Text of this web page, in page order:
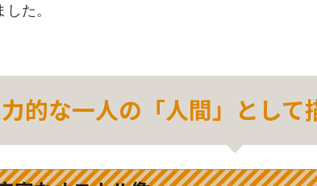
た。
的な一人の「人間」として